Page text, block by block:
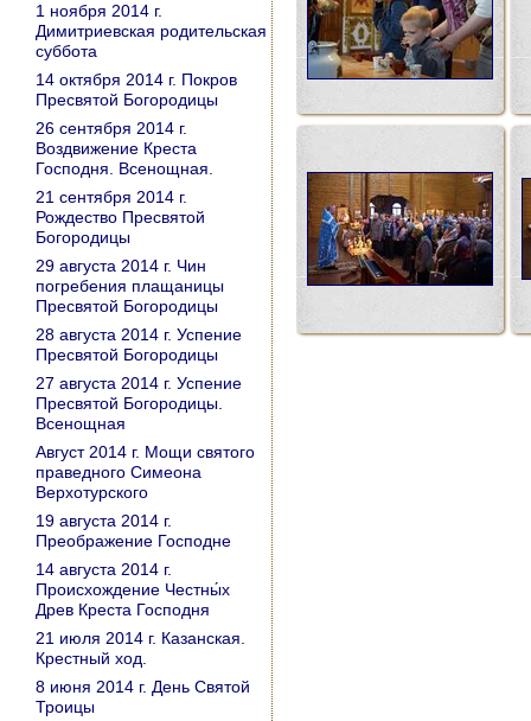
1 ноября 2014 г.
Димитриевская родительская
суббота
14 октября 2014 г. Покров
Пресвятой Богородицы
26 сентября 2014 г.
Воздвижение Креста
Господня. Всенощная.
21 сентября 2014 г.
Рождество Пресвятой
Богородицы
29 августа 2014 г. Чин
погребения плащаницы
Пресвятой Богородицы
28 августа 2014 г. Успение
Пресвятой Богородицы
27 августа 2014 г. Успение
Пресвятой Богородицы.
Всенощная
Август 2014 г. Мощи святого
праведного Симеона
Верхотурского
19 августа 2014 г.
Преображение Господне
14 августа 2014 г.
Происхождение Честны́х
Древ Креста Господня
21 июля 2014 г. Казанская.
Крестный ход.
8 июня 2014 г. День Святой
Троицы